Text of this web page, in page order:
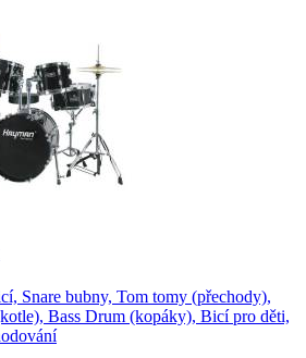
Snare bubny, Tom tomy (přechody),
Bass Drum (kopáky), Bicí pro děti,